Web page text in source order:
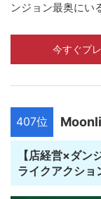
ンジョン最奥にい
今すぐプ
407位
【店経営×ダン
ライクアクショ